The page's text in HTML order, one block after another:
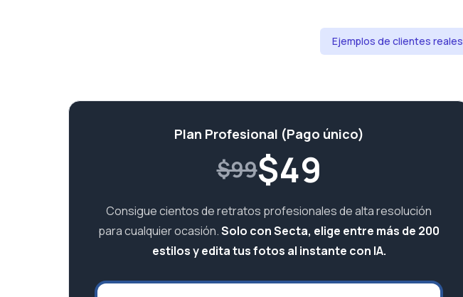
Ejemplos de clientes reales
Plan Profesional (Pago único)
$99$49
Consigue cientos de retratos profesionales de alta resolución
para cualquier ocasión.Solo con Secta, elige entre más de 200
estilos y edita tus fotos al instante con IA.